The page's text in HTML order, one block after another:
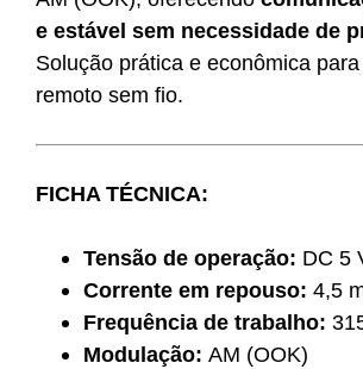
e estável sem necessidade de
Solução prática e econômica
remoto sem fio.
FICHA TÉCNICA:
Tensão de operação: DC 5
Corrente em repouso: 4,5
Frequência de trabalho:
Modulação: AM (OOK)